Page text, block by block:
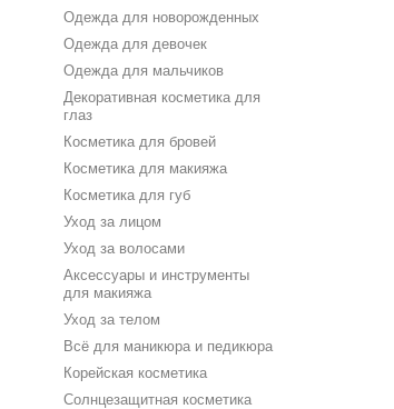
Одежда для новорожденных
Одежда для девочек
Одежда для мальчиков
Декоративная косметика для
глаз
Косметика для бровей
Косметика для макияжа
Косметика для губ
Уход за лицом
Уход за волосами
Аксессуары и инструменты
для макияжа
Уход за телом
Всё для маникюра и педикюра
Корейская косметика
Солнцезащитная косметика